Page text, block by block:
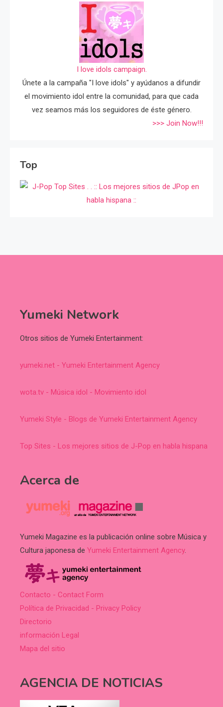
I love idols campaign.
Únete a la campaña "I love idols" y ayúdanos a difundir
el movimiento idol entre la comunidad, para que cada
vez seamos más los seguidores de éste género.
>>> Join Now!!!
Top
Yumeki Network
Otros sitios de Yumeki Entertainment:
yumeki.net - Yumeki Entertainment Agency
wota.tv - Música idol - Movimiento idol
Yumeki Style - Blogs de Yumeki Entertainment Agency
Top Sites - Los mejores sitios de J-Pop en habla hispana
Acerca de
Yumeki Magazine es la publicación online sobre Música y
Cultura japonesa de Yumeki Entertainment Agency.
Contacto - Contact Form
Política de Privacidad - Privacy Policy
Directorio
información Legal
Mapa del sitio
AGENCIA DE NOTICIAS